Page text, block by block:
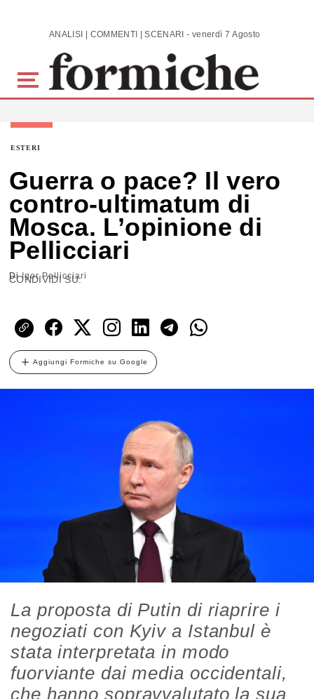
Skip to main content ANALISI | COMMENTI | SCENARI - venerdì 7 Agosto 2026
ESTERI
Guerra o pace? Il vero
contro-ultimatum di
Mosca. L’opinione di
Pellicciari
DiIgor Pellicciari
CONDIVIDI SU:
Aggiungi Formiche su Google
La proposta di Putin di riaprire i
negoziati con Kyiv a Istanbul è
stata interpretata in modo
fuorviante dai media occidentali,
che hanno sopravvalutato la sua